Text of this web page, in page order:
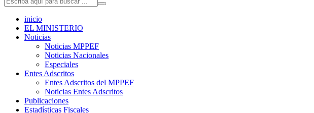
inicio
EL MINISTERIO
Noticias
Noticias MPPEF
Noticias Nacionales
Especiales
Entes Adscritos
Entes Adscritos del MPPEF
Noticias Entes Adscritos
Publicaciones
Estadísticas Fiscales